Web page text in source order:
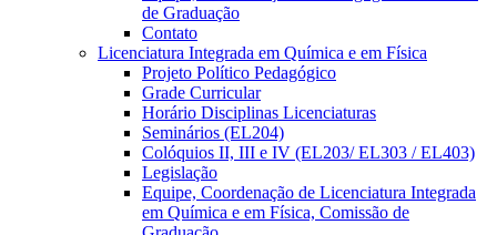
de Graduação
Contato
Licenciatura Integrada em Química e em Física
Projeto Político Pedagógico
Grade Curricular
Horário Disciplinas Licenciaturas
Seminários (EL204)
Colóquios II, III e IV (EL203/ EL303 / EL403)
Legislação
Equipe, Coordenação de Licenciatura Integrada
em Química e em Física, Comissão de